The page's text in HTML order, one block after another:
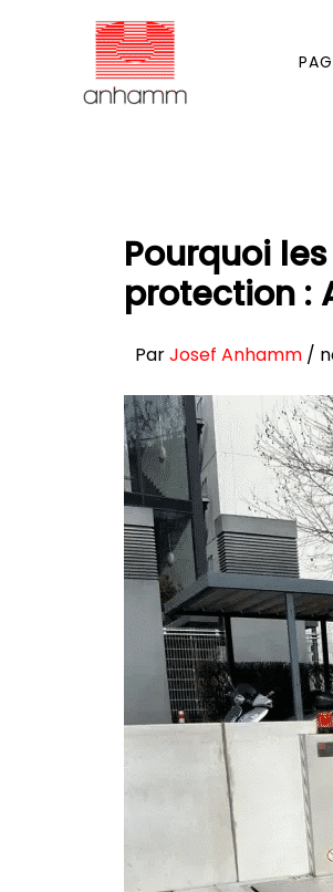
Pourquoi
protection :
ParJosef Anhamm /